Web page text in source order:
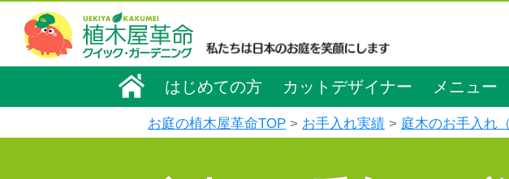
はじめての方 カットデザイナー メニュー
お庭の植木屋革命TOP お手入れ実績 庭木のお手入れ